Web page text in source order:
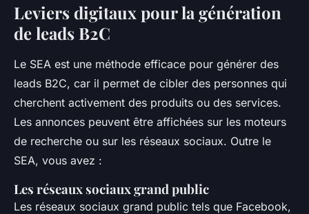
Leviers digitaux pour la génération
de leads B2C
Le SEA est une méthode efficace pour générer des
leads B2C, car il permet de cibler des personnes qui
cherchent activement des produits ou des services.
Les annonces peuvent être affichées sur les moteurs
de recherche ou sur les réseaux sociaux. Outre le
SEA, vous avez :
Les réseaux sociaux grand public
Les réseaux sociaux grand public tels que Facebook,